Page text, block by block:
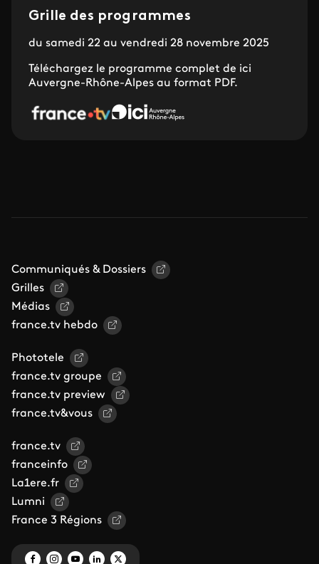
Grille des programmes
du samedi 22 au vendredi 28 novembre 2025
Téléchargez le programme complet de ici
Auvergne-Rhône-Alpes au format PDF.
Communiqués & Dossiers
Grilles
Médias
france.tv hebdo
Phototele
france.tv groupe
france.tv preview
france.tv&vous
france.tv
franceinfo
La1ere.fr
Lumni
France 3 Régions